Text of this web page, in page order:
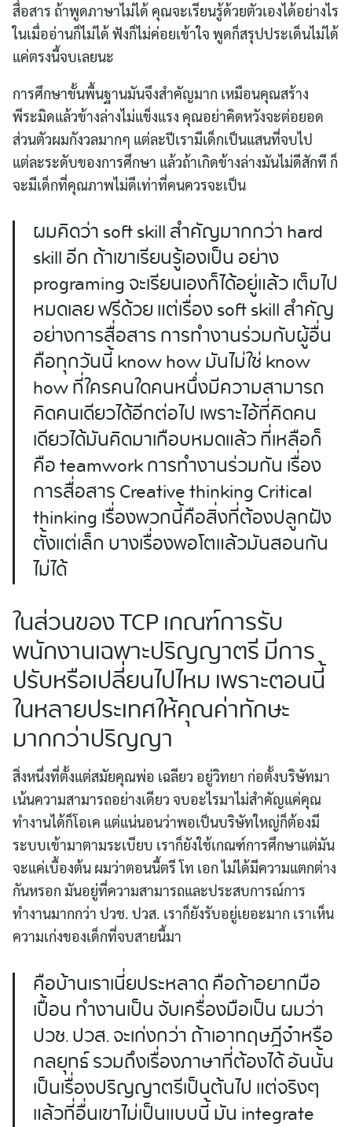
สื่อสาร ถ้าพูดภาษาไม่ได้ คุณจะเรียนรู้ด้วยตัวเองได้อย่างไร
ในเมื่ออ่านก็ไม่ได้ ฟังก็ไม่ค่อยเข้าใจ พูดก็สรุปประเด็นไม่ได้
แค่ตรงนี้จบเลยนะ
การศึกษาขั้นพื้นฐานมันจึงสำคัญมาก เหมือนคุณสร้าง
พีระมิดแล้วข้างล่างไม่แข็งแรง คุณอย่าคิดหวังจะต่อยอด
ส่วนตัวผมกังวลมากๆ แต่ละปีเรามีเด็กเป็นแสนที่จบไป
แต่ละระดับของการศึกษา แล้วถ้าเกิดข้างล่างมันไม่ดีสักที ก็
จะมีเด็กที่คุณภาพไม่ดีเท่าที่คนควรจะเป็น
ผมคิดว่า soft skill สำคัญมากกว่า hard
skill อีก ถ้าเขาเรียนรู้เองเป็น อย่าง
programing จะเรียนเองก็ได้อยู่แล้ว เต็มไป
หมดเลย ฟรีด้วย แต่เรื่อง soft skill สำคัญ
อย่างการสื่อสาร การทำงานร่วมกับผู้อื่น
คือทุกวันนี้ know how มันไม่ใช่ know
how ที่ใครคนใดคนหนึ่งมีความสามารถ
คิดคนเดียวได้อีกต่อไป เพราะไอ้ที่คิดคน
เดียวได้มันคิดมาเกือบหมดแล้ว ที่เหลือก็
คือ teamwork การทำงานร่วมกัน เรื่อง
การสื่อสาร Creative thinking Critical
thinking เรื่องพวกนี้คือสิ่งที่ต้องปลูกฝัง
ตั้งแต่เล็ก บางเรื่องพอโตแล้วมันสอนกัน
ไม่ได้
ในส่วนของ TCP เกณฑ์การรับ
พนักงานเฉพาะปริญญาตรี มีการ
ปรับหรือเปลี่ยนไปไหม เพราะตอนนี้
ในหลายประเทศให้คุณค่าทักษะ
มากกว่าปริญญา
สิ่งหนึ่งที่ตั้งแต่สมัยคุณพ่อ เฉลียว อยู่วิทยา ก่อตั้งบริษัทมา
เน้นความสามารถอย่างเดียว จบอะไรมาไม่สำคัญแค่คุณ
ทำงานได้ก็โอเค แต่แน่นอนว่าพอเป็นบริษัทใหญ่ก็ต้องมี
ระบบเข้ามาตามระเบียบ เราก็ยังใช้เกณฑ์การศึกษาแต่มัน
จะแค่เบื้องต้น ผมว่าตอนนี้ตรี โท เอก ไม่ได้มีความแตกต่าง
กันหรอก มันอยู่ที่ความสามารถและประสบการณ์การ
ทำงานมากกว่า ปวช. ปวส. เราก็ยังรับอยู่เยอะมาก เราเห็น
ความเก่งของเด็กที่จบสายนี้มา
คือบ้านเราเนี่ยประหลาด คือถ้าอยากมือ
เปื้อน ทำงานเป็น จับเครื่องมือเป็น ผมว่า
ปวช. ปวส. จะเก่งกว่า ถ้าเอาทฤษฎีจ๋าหรือ
กลยุทธ์ รวมถึงเรื่องภาษาที่ต้องได้ อันนั้น
เป็นเรื่องปริญญาตรีเป็นต้นไป แต่จริงๆ
แล้วที่อื่นเขาไม่เป็นแบบนี้ มัน integrate